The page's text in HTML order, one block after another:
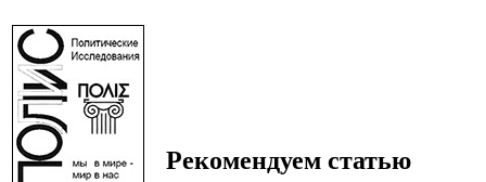
Рекомендуем статью